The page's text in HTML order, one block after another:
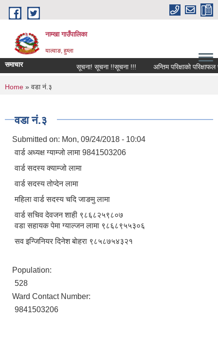
Skip to main content
नाम्खा गाउँपालिका
याल्वाङ, हुम्ला
समाचार सूचना! सूचना !!सूचना !!! अन्तिम परिक्षाको परिक्षाफल
You are here
Home » वडा नं.३
वडा नं.३
Submitted on: Mon, 09/24/2018 - 10:04
वार्ड अध्यक्ष ग्याम्जो लामा 9841503206
वार्ड सदस्य क्याम्जो लामा
वार्ड सदस्य तोप्देन लामा
महिला वार्ड सदस्य चदि ‍जाङमु लामा
वार्ड सचिव देवजन शाही ९८६८२५९८०७
वडा सहायक पेमा ग्याल्जन लामा ९८६८९५५३०६
सव इन्जिनियर दिनेश बाेहरा ९८५८७५४३२१
Population:
528
Ward Contact Number:
9841503206